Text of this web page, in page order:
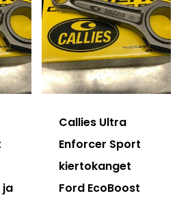
ja
Callies Ultra
Enforcer Sport
kiertokanget
Ford EcoBoost